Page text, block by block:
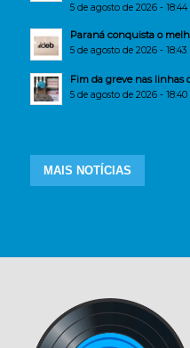
5 de agosto de 2026 - 18:44
Paraná conquista o
5 de agosto de 2026 - 18:43
Fim da greve nas linhas
5 de agosto de 2026 - 18:40
MAIS NOTÍCIAS